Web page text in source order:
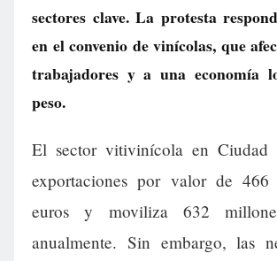
sectores clave. La protesta
en el convenio de vinícolas, que
trabajadores y a una economía
peso.
El sector vitivinícola en Ciudad
exportaciones por valor de 466
euros y moviliza 632
anualmente. Sin embargo, las